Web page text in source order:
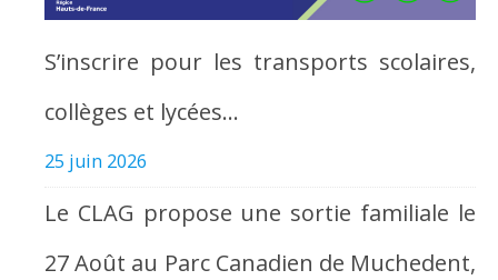
S’inscrire pour les transports scolaires,
collèges et lycées…
25 juin 2026
Le CLAG propose une sortie familiale le
27 Août au Parc Canadien de Muchedent,